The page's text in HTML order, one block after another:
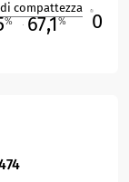
compattezza
% 67,1% 0